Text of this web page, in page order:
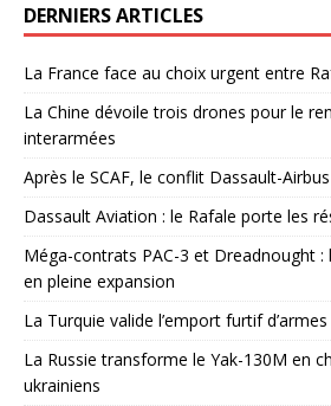
DERNIERS ARTICLES
La France face au choix urgent entre
La Chine dévoile trois drones pour le
interarmées
Après le SCAF, le conflit Dassault-
Dassault Aviation : le Rafale porte les
Méga-contrats PAC-3 et Dreadnought :
en pleine expansion
La Turquie valide l’emport furtif d’armes
La Russie transforme le Yak-130M en
ukrainiens